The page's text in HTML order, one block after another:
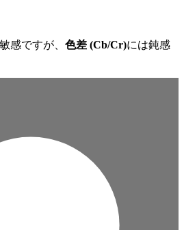
感ですが、 色差 (Cb/Cr)には鈍感